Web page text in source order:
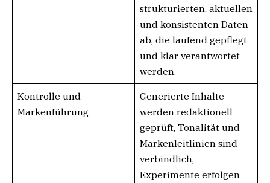
strukturierten, aktuellen
und konsistenten Daten
ab, die laufend gepflegt
und klar verantwortet
werden.
Kontrolle und
Markenführung
Generierte Inhalte
werden redaktionell
geprüft, Tonalität und
Markenleitlinien sind
verbindlich,
Experimente erfolgen